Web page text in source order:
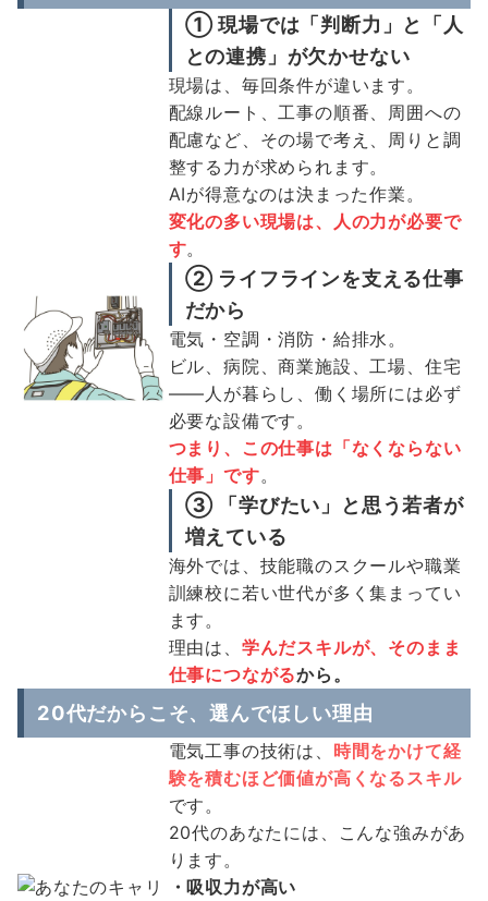
① 現場では「判断力」と「人
との連携」が欠かせない
現場は、毎回条件が違います。
配線ルート、工事の順番、周囲への
配慮など、その場で考え、周りと調
整する力が求められます。
AIが得意なのは決まった作業。
変化の多い現場は、人の力が必要で
す。
② ライフラインを支える仕事
だから
電気・空調・消防・給排水。
ビル、病院、商業施設、工場、住宅
――人が暮らし、働く場所には必ず
必要な設備です。
つまり、この仕事は「なくならない
仕事」です。
③ 「学びたい」と思う若者が
増えている
海外では、技能職のスクールや職業
訓練校に若い世代が多く集まってい
ます。
理由は、 学んだスキルが、そのまま
仕事につながるから。
20代だからこそ、選んでほしい理由
電気工事の技術は、 時間をかけて経
験を積むほど価値が高くなるスキル
です。
20代のあなたには、こんな強みがあ
ります。
・吸収力が高い